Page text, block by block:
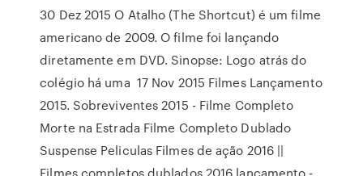
30 Dez 2015 O Atalho (The Shortcut) é um filme
americano de 2009. O filme foi lançando
diretamente em DVD. Sinopse: Logo atrás do
colégio há uma 17 Nov 2015 Filmes Lançamento
2015. Sobreviventes 2015 - Filme Completo
Morte na Estrada Filme Completo Dublado
Suspense Peliculas Filmes de ação 2016 ||
Filmes completos dublados 2016 lançamento -